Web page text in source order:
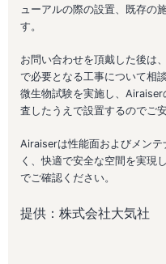
ューアルの際の設置、既存の
す。
お問い合わせを頂戴した後は
で必要となる工事について相
微生物試験を実施し、
査したうえで設置するのでご
Airaiserは性能面およびメン
く、快適で安全な空間を実現
でご確認ください。
提供：株式会社大気社